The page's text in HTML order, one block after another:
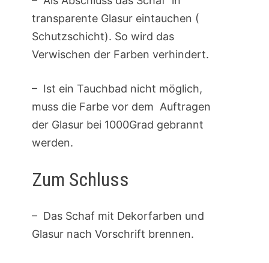
transparente Glasur eintauchen (
Schutzschicht). So wird das
Verwischen der Farben verhindert.
– Ist ein Tauchbad nicht möglich,
muss die Farbe vor dem Auftragen
der Glasur bei 1000Grad gebrannt
werden.
Zum Schluss
– Das Schaf mit Dekorfarben und
Glasur nach Vorschrift brennen.